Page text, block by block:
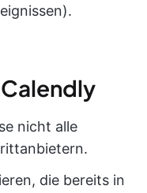
nicht alle
die bereits in